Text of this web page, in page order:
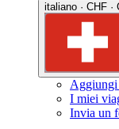
italiano · CHF ·
Aggiungi
I miei
Invia un